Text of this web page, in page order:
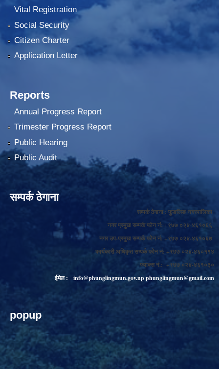
Vital Registration
Social Security
Citizen Charter
Application Letter
Reports
Annual Progress Report
Trimester Progress Report
Public Hearing
Public Audit
सम्पर्क ठेगाना
सम्पर्क ठेगाना : फुङलिङ नगरपालिका
नगर प्रमुख सम्पर्क फोन नं: +९७७ ०२४-४६१०६६
नगर उप-प्रमुख सम्पर्क फोन नं: +९७७ ०२४-४६१०६७
कार्यकारी अधिकृत सम्पर्क फोन नं: +९७७ ०२४-४६०११४
फ्याक्स नं.: +९७७ ०२४-४६१०३०
ईमेल :
info@phunglingmun.gov.npphunglingmun@gmail.com
popup